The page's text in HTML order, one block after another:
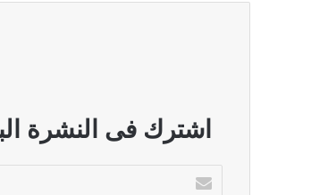
اشترك فى النشرة
بريدك